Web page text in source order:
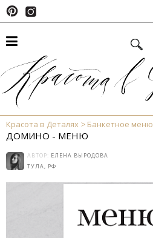
Красота в Деталях Банкетное меню
ДОМИНО - МЕНЮ
АВТОР: ЕЛЕНА ВЫРОДОВА
ТУЛА, РФ